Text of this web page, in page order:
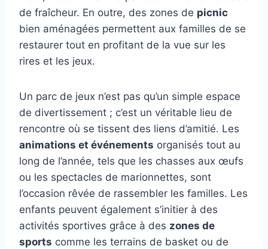
de fraîcheur. En outre, des zones de picnic
bien aménagées permettent aux familles de se
restaurer tout en profitant de la vue sur les
rires et les jeux.
Un parc de jeux n’est pas qu’un simple espace
de divertissement ; c’est un véritable lieu de
rencontre où se tissent des liens d’amitié. Les
animations et événements organisés tout au
long de l’année, tels que les chasses aux œufs
ou les spectacles de marionnettes, sont
l’occasion rêvée de rassembler les familles. Les
enfants peuvent également s’initier à des
activités sportives grâce à des zones de
sports comme les terrains de basket ou de